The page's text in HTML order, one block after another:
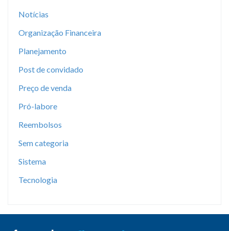
Notícias
Organização Financeira
Planejamento
Post de convidado
Preço de venda
Pró-labore
Reembolsos
Sem categoria
Sistema
Tecnologia